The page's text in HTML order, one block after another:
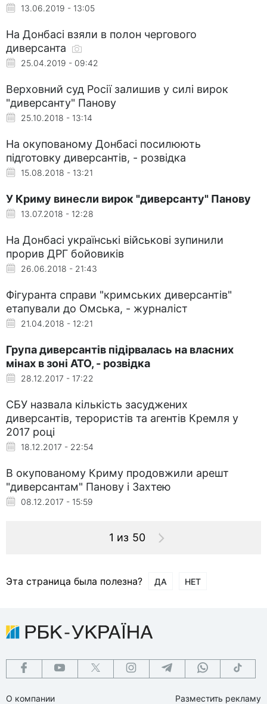
13.06.2019 - 13:05
На Донбасі взяли в полон чергового
диверсанта
25.04.2019 - 09:42
Верховний суд Росії залишив у силі вирок
"диверсанту" Панову
25.10.2018 - 13:14
На окупованому Донбасі посилюють
підготовку диверсантів, - розвідка
15.08.2018 - 13:21
У Криму винесли вирок "диверсанту" Панову
13.07.2018 - 12:28
На Донбасі українські військові зупинили
прорив ДРГ бойовиків
26.06.2018 - 21:43
Фігуранта справи "кримських диверсантів"
етапували до Омська, - журналіст
21.04.2018 - 12:21
Група диверсантів підірвалась на власних
мінах в зоні АТО, - розвідка
28.12.2017 - 17:22
СБУ назвала кількість засуджених
диверсантів, терористів та агентів Кремля у
2017 році
18.12.2017 - 22:54
В окупованому Криму продовжили арешт
"диверсантам" Панову і Захтею
08.12.2017 - 15:59
1 из 50
Эта страница была полезна? ДА НЕТ
О компании
Разместить рекламу